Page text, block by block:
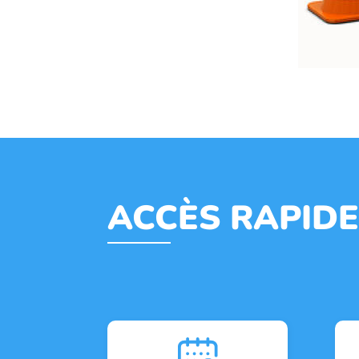
ACCÈS RAPIDE